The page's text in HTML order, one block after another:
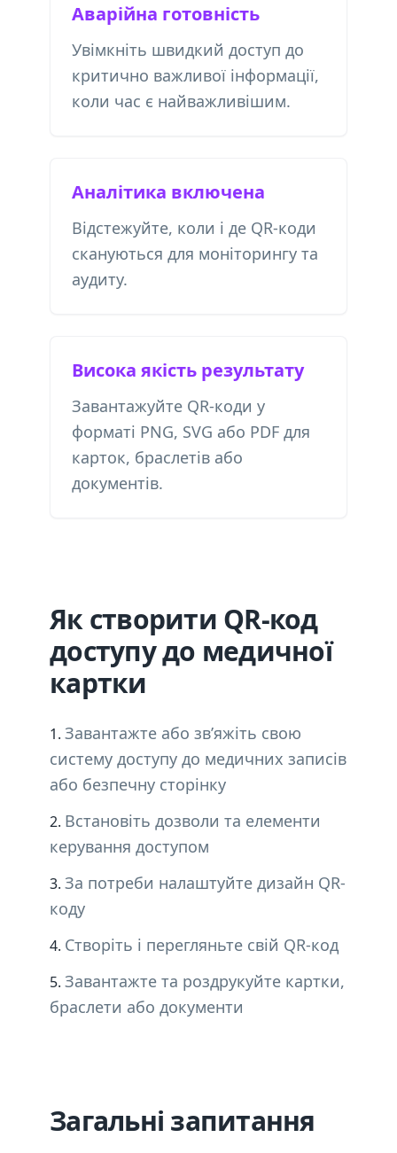
Аварійна готовність
Увімкніть швидкий доступ до
критично важливої ​​інформації,
коли час є найважливішим.
Аналітика включена
Відстежуйте, коли і де QR-коди
скануються для моніторингу та
аудиту.
Висока якість результату
Завантажуйте QR-коди у
форматі PNG, SVG або PDF для
карток, браслетів або
документів.
Як створити QR-код
доступу до медичної
картки
Завантажте або зв’яжіть свою
систему доступу до медичних записів
або безпечну сторінку
Встановіть дозволи та елементи
керування доступом
За потреби налаштуйте дизайн QR-
коду
Створіть і перегляньте свій QR-код
Завантажте та роздрукуйте картки,
браслети або документи
Загальні запитання